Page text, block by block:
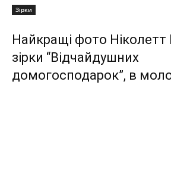
Зірки
Найкращі фото Ніколетт
зірки “Відчайдушних
домогосподарок”, в